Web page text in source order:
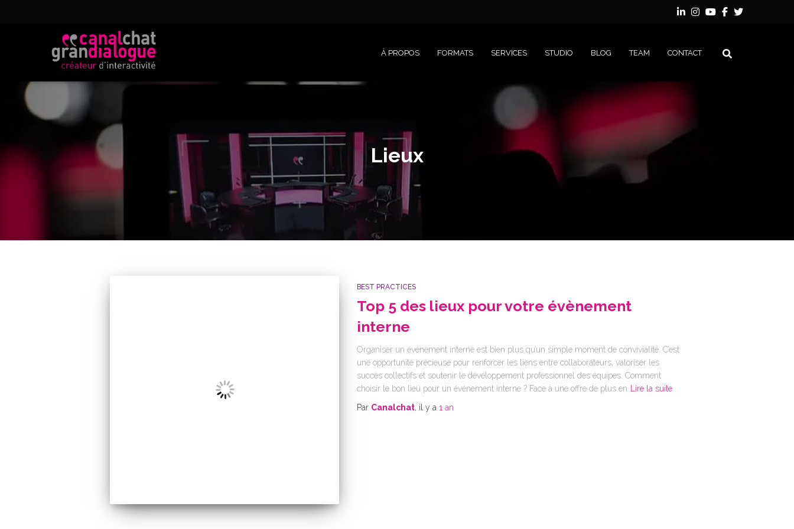
À PROPOS FORMATS SERVICES STUDIO BLOG TEAM CONTACT
Lieux
BEST PRACTICES
Top 5 des lieux pour votre évènement
interne
Organiser un événement interne est bien plus qu’un simple moment de convivialité. C’est
une opportunité précieuse pour renforcer les liens entre collaborateurs, valoriser les
succès collectifs et soutenir le développement professionnel des équipes. Comment
choisir le bon lieu pour un événement interne ? Face à une offre de plus en
Lire la suite
Par Canalchat, il y a 1 an